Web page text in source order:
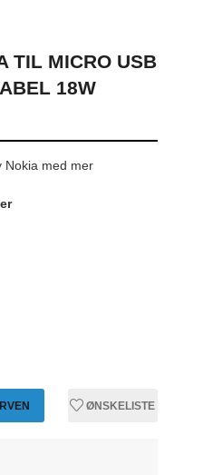
TIL MICRO USB
18W
Nokia med mer
ØNSKELISTE